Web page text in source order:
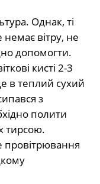
Однак, ті
немає вітру, не
допомогти.
кисті 2-3
в теплий сухий
з
полити
тирсою.